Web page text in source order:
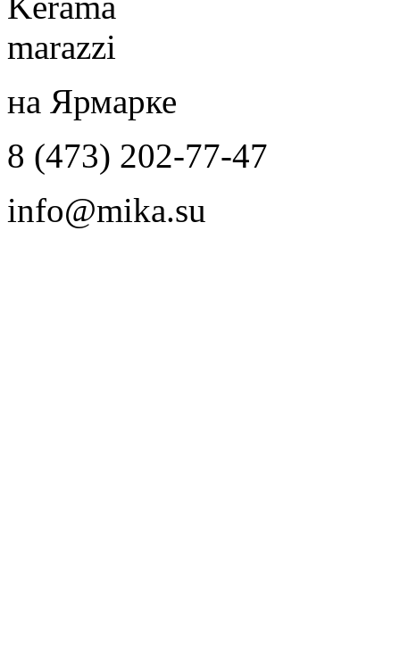
на Ярмарке
8 (473) 202-77-47
info@mika.su